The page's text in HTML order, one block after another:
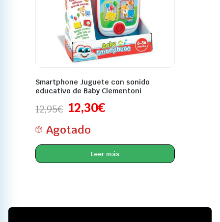
Smartphone Juguete con sonido
educativo de Baby Clementoni
12,95€ 12,30€
Agotado
Leer más